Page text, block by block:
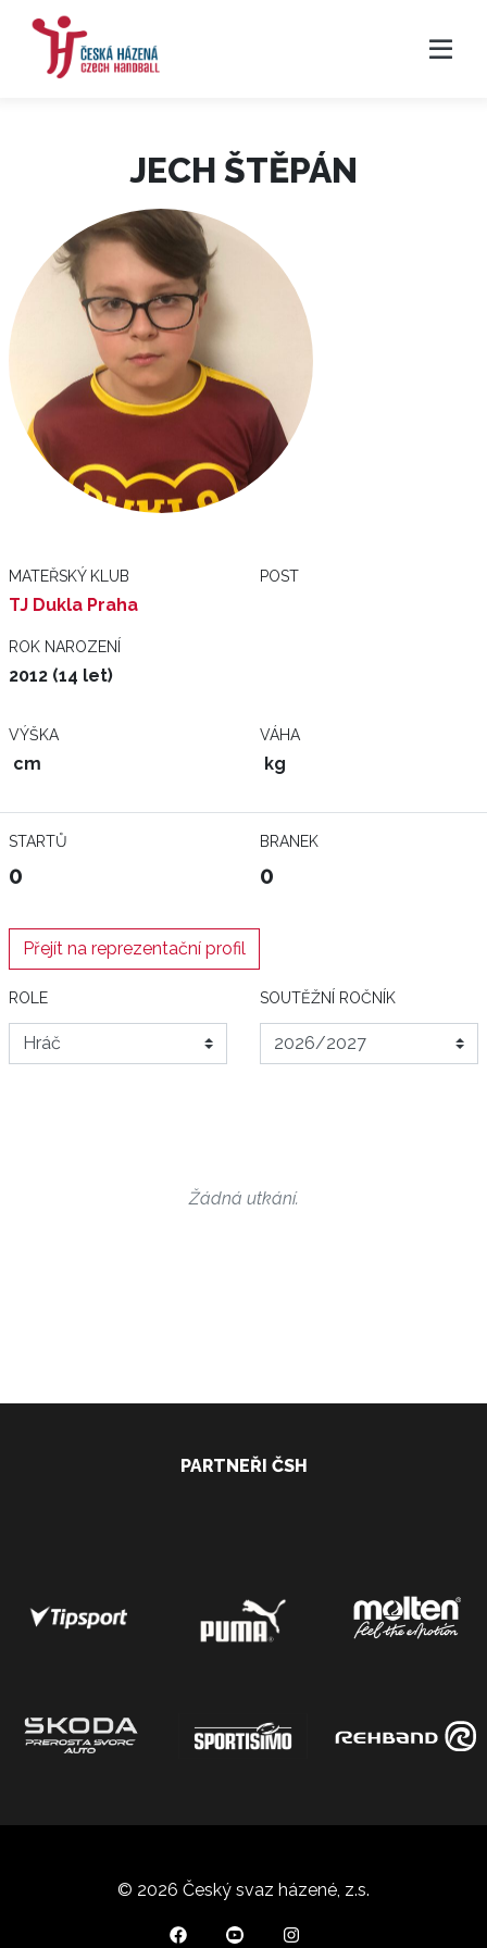
JECH ŠTĚPÁN
MATEŘSKÝ KLUB
TJ Dukla Praha
POST
ROK NAROZENÍ
2012 (14 let)
VÝŠKA
cm
VÁHA
kg
STARTŮ
0
BRANEK
0
Přejít na reprezentační profil
ROLE SOUTĚŽNÍ ROČNÍK
Žádná utkání.
PARTNEŘI ČSH
© 2026 Český svaz házené, z.s.